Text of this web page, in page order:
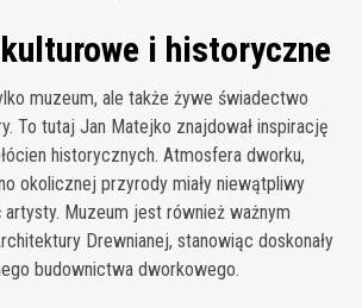
i historyczne
muzeum, ale także żywe świadectwo
To tutaj Jan Matejko znajdował inspirację
historycznych. Atmosfera dworku,
okolicznej przyrody miały niewątpliwy
Muzeum jest również ważnym
Drewnianej, stanowiąc doskonały
budownictwa dworkowego.